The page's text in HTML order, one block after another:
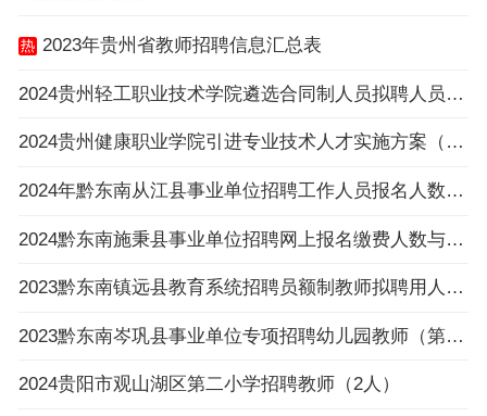
2023年贵州省教师招聘信息汇总表
2024贵州轻工职业技术学院遴选合同制人员拟聘人员公示
2024贵州健康职业学院引进专业技术人才实施方案（16名|3.25-3.27报名）
2024年黔东南从江县事业单位招聘工作人员报名人数与招聘岗位计划人数达不到3：1比例岗位（
2024黔东南施秉县事业单位招聘网上报名缴费人数与招聘计划数不足3:1比例岗位一览表（截止
2023黔东南镇远县教育系统招聘员额制教师拟聘用人员公示（第八批）
2023黔东南岑巩县事业单位专项招聘幼儿园教师（第一批）拟聘用人员公示
2024贵阳市观山湖区第二小学招聘教师（2人）